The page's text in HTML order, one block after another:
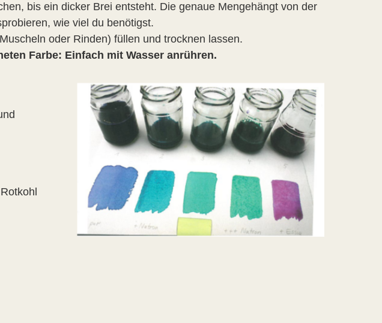
bis ein dicker Brei entsteht. Die genaue Mengehängt von der
wie viel du benötigst.
oder Rinden) füllen und trocknen lassen.
Farbe: Einfach mit Wasser anrühren.